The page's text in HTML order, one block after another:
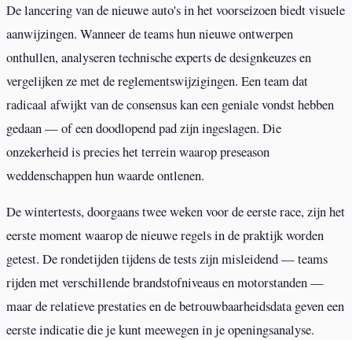
De lancering van de nieuwe auto's in het voorseizoen biedt visuele
aanwijzingen. Wanneer de teams hun nieuwe ontwerpen
onthullen, analyseren technische experts de designkeuzes en
vergelijken ze met de reglementswijzigingen. Een team dat
radicaal afwijkt van de consensus kan een geniale vondst hebben
gedaan — of een doodlopend pad zijn ingeslagen. Die
onzekerheid is precies het terrein waarop preseason
weddenschappen hun waarde ontlenen.
De wintertests, doorgaans twee weken voor de eerste race, zijn het
eerste moment waarop de nieuwe regels in de praktijk worden
getest. De rondetijden tijdens de tests zijn misleidend — teams
rijden met verschillende brandstofniveaus en motorstanden —
maar de relatieve prestaties en de betrouwbaarheidsdata geven een
eerste indicatie die je kunt meewegen in je openingsanalyse.